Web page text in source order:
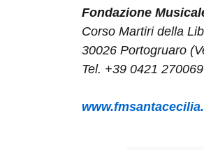
Fondazione
Corso Martiri della
30026 Portogruaro
Tel. +39 0421 270069